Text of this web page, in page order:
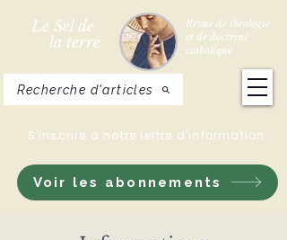
Le Sel de
la terre
Revue de théologie
et de doctrine
catholique
Voir les abonnements
S'inscrire à notre lettre d'information
Recherche d'articles